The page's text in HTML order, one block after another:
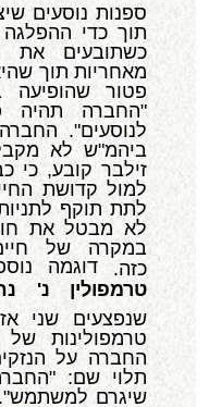
ספנות נוסעים
תוך כדי
כשתובעים את
מאחריות תוך
פטור
"החברה תהיה
לנוסעים".
ביהמ"ש לא
זילבר קובע, כי
למול קדושת
לתת תוקף
לא מבטל את
במקרה של
כזה. דוגמה
טרמפולין נ'
שנפצעים שני
טרמפולינות
החברה על
תלוי שם:
שיגרם